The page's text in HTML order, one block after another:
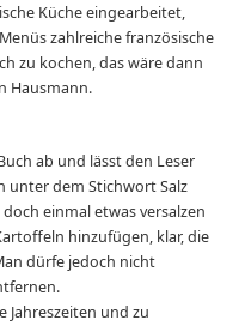
Küche eingearbeitet,
zahlreiche französische
zu kochen, das wäre dann
Hausmann.
ab und lässt den Leser
unter dem Stichwort Salz
einmal etwas versalzen
hinzufügen, klar, die
dürfe jedoch nicht
Jahreszeiten und zu